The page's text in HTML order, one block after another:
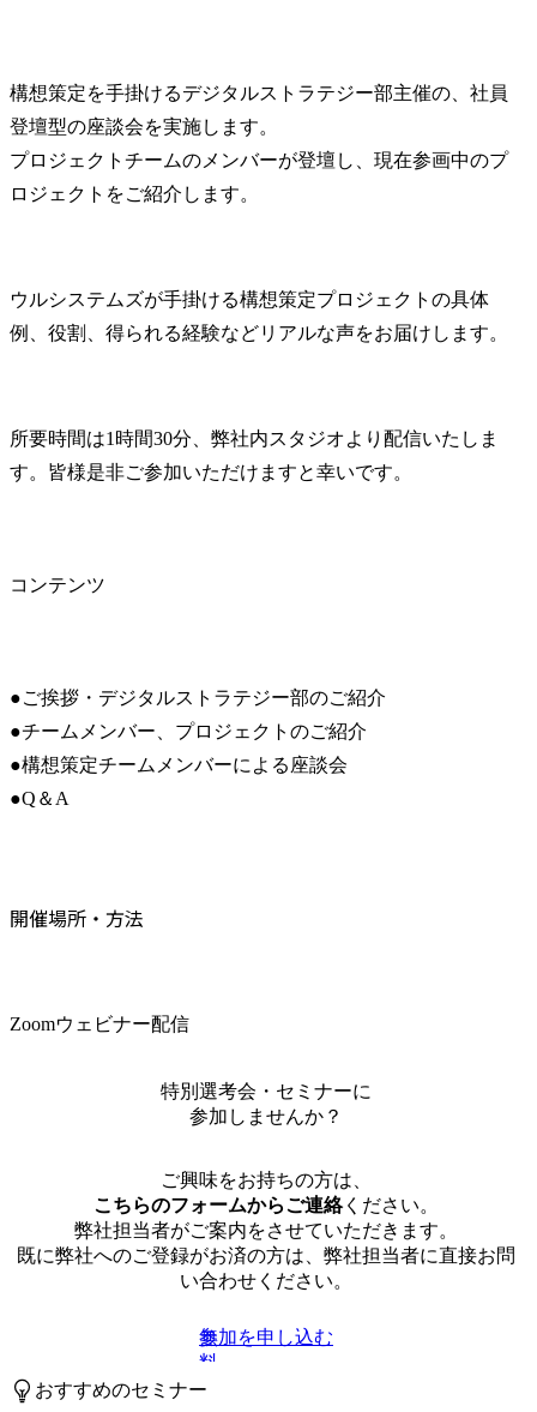
構想策定を手掛けるデジタルストラテジー部主催の、社員
登壇型の座談会を実施します。
プロジェクトチームのメンバーが登壇し、現在参画中のプ
ロジェクトをご紹介します。
ウルシステムズが手掛ける構想策定プロジェクトの具体
例、役割、得られる経験などリアルな声をお届けします。
所要時間は1時間30分、弊社内スタジオより配信いたしま
す。皆様是非ご参加いただけますと幸いです。
コンテンツ
●ご挨拶・デジタルストラテジー部のご紹介
●チームメンバー、プロジェクトのご紹介
●構想策定チームメンバーによる座談会
●Q＆A
開催場所・方法
Zoomウェビナー配信
特別選考会・セミナーに
参加しませんか？
ご興味をお持ちの方は、
こちらのフォームからご連絡ください。
弊社担当者がご案内をさせていただきます。
既に弊社へのご登録がお済の方は、弊社担当者に直接お問
い合わせください。
無
料
参加を申し込む
おすすめのセミナー